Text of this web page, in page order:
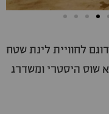
לחוויית לינת שטח
שוס היסטרי ומשדרג